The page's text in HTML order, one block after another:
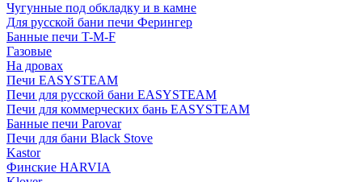
Чугунные под обкладку и в камне
Для русской бани печи Ферингер
Банные печи T-M-F
Газовые
На дровах
Печи EASYSTEAM
Печи для русской бани EASYSTEAM
Печи для коммерческих бань EASYSTEAM
Банные печи Parovar
Печи для бани Black Stove
Kastor
Финские HARVIA